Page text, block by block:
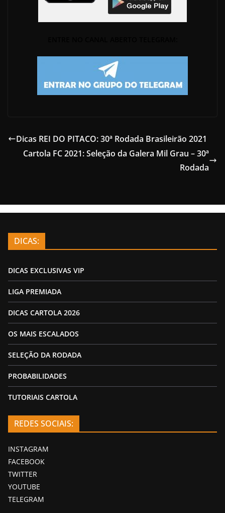
Dicas REI DO PITACO: 30ª Rodada Brasileirão 2021
Cartola FC 2021: Seleção da Galera Mil Grau – 30ª
Rodada
DICAS:
DICAS EXCLUSIVAS VIP
LIGA PREMIADA
DICAS CARTOLA 2026
OS MAIS ESCALADOS
SELEÇÃO DA RODADA
PROBABILIDADES
TUTORIAIS CARTOLA
REDES SOCIAIS:
INSTAGRAM
FACEBOOK
TWITTER
YOUTUBE
TELEGRAM